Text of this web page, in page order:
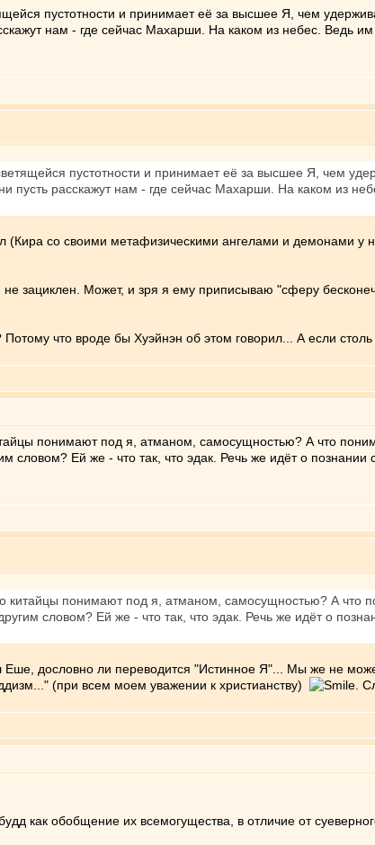
пустотности и принимает её за высшее Я, чем
нам - где сейчас Махарши. На каком из небес. Ведь
пустотности и принимает её за высшее Я, чем
расскажут нам - где сейчас Махарши. На каком из
со своими метафизическими ангелами и демонами у
зациклен. Может, и зря я ему приписываю "сферу
что вроде бы Хуэйнэн об этом говорил... А если столь
понимают под я, атманом, самосущностью? А что
словом? Ей же - что так, что эдак. Речь же идёт о познании
китайцы понимают под я, атманом, самосущностью? А
словом? Ей же - что так, что эдак. Речь же идёт о
Еше, дословно ли переводится "Истинное Я"... Мы же не
(при всем моем уважении к христианству)
.
как обобщение их всемогущества, в отличие от